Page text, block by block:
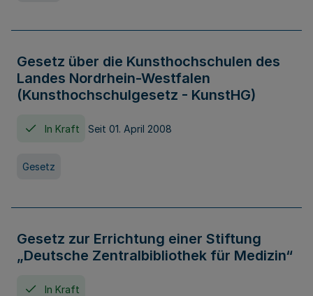
Gesetz über die Kunsthochschulen des
Landes Nordrhein-Westfalen
(Kunsthochschulgesetz - KunstHG)
In Kraft Seit 01. April 2008
Gesetz
Gesetz zur Errichtung einer Stiftung
„Deutsche Zentralbibliothek für Medizin“
In Kraft